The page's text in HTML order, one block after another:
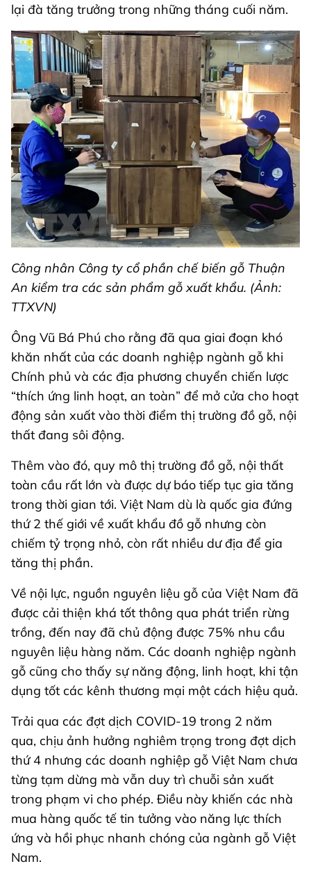
lại đà tăng trưởng trong những tháng cuối năm.
Công nhân Công ty cổ phần chế biến gỗ Thuận
An kiểm tra các sản phẩm gỗ xuất khẩu. (Ảnh:
TTXVN)
Ông Vũ Bá Phú cho rằng đã qua giai đoạn khó
khăn nhất của các doanh nghiệp ngành gỗ khi
Chính phủ và các địa phương chuyển chiến lược
“thích ứng linh hoạt, an toàn” để mở cửa cho hoạt
động sản xuất vào thời điểm thị trường đồ gỗ, nội
thất đang sôi động.
Thêm vào đó, quy mô thị trường đồ gỗ, nội thất
toàn cầu rất lớn và được dự báo tiếp tục gia tăng
trong thời gian tới. Việt Nam dù là quốc gia đứng
thứ 2 thế giới về xuất khẩu đồ gỗ nhưng còn
chiếm tỷ trọng nhỏ, còn rất nhiều dư địa để gia
tăng thị phần.
Về nội lực, nguồn nguyên liệu gỗ của Việt Nam đã
được cải thiện khá tốt thông qua phát triển rừng
trồng, đến nay đã chủ động được 75% nhu cầu
nguyên liệu hàng năm. Các doanh nghiệp ngành
gỗ cũng cho thấy sự năng động, linh hoạt, khi tận
dụng tốt các kênh thương mại một cách hiệu quả.
Trải qua các đợt dịch COVID-19 trong 2 năm
qua, chịu ảnh hưởng nghiêm trọng trong đợt dịch
thứ 4 nhưng các doanh nghiệp gỗ Việt Nam chưa
từng tạm dừng mà vẫn duy trì chuỗi sản xuất
trong phạm vi cho phép. Điều này khiến các nhà
mua hàng quốc tế tin tưởng vào năng lực thích
ứng và hồi phục nhanh chóng của ngành gỗ Việt
Nam.